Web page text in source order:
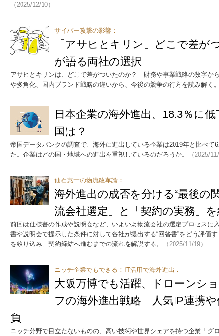
（2025/12/10）
サイバー攻撃の影響：
「アサヒとキリン」どこで差
が語る両社の選択
アサヒとキリンは、どこで差がついたのか？ 財務や事業戦略の数字か
や多角化、国内ブランド戦略の違いから、今後の競争の行方を読み解く
日本企業の海外進出、18.3％に
国は？
帝国データバンクの調査で、海外に進出している企業は2019年と比べて
た。企業はどの国・地域への進出を重視しているのだろうか。
（2025/
仙石惠一の物流改革論：
海外進出の成否を分ける“最後の
流会社選定」と「契約の実務」
前回は仕様書の作成や説明会など、いよいよ物流会社の選定プロセスに
書や説明会で提示した条件に対して各社が提出する“回答書”をどう評価
を絞り込み、契約締結へ進むまでの流れを解説する。
（2025/11/19）
ニッチ企業でもできる！IT活用で海外進出：
大阪万博でも活躍、ドローンシ
フの海外進出戦略 人気IP連携や
負
ニッチ分野で目立たないものの、高い技術や世界シェアを持つ企業「グ